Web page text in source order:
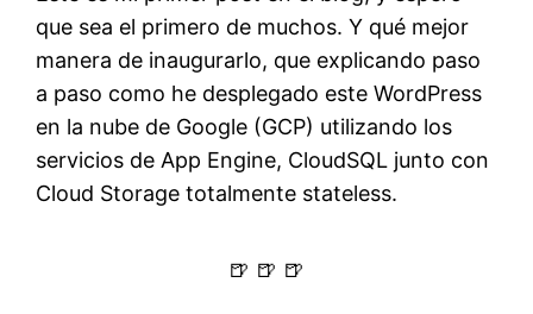
que sea el primero de muchos. Y qué mejor
manera de inaugurarlo, que explicando paso
a paso como he desplegado este WordPress
en la nube de Google (GCP) utilizando los
servicios de App Engine, CloudSQL junto con
Cloud Storage totalmente stateless.
🍺 🍺 🍺